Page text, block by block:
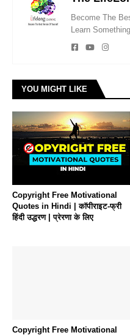
Become The
Learn
YOU MIGHT LIKE
Copyright Free Motivational
Quotes in Hindi | कॉपीराइट-फ्री
हिंदी उद्धरण | प्रेरणा के लिए
Copyright Free Motivational